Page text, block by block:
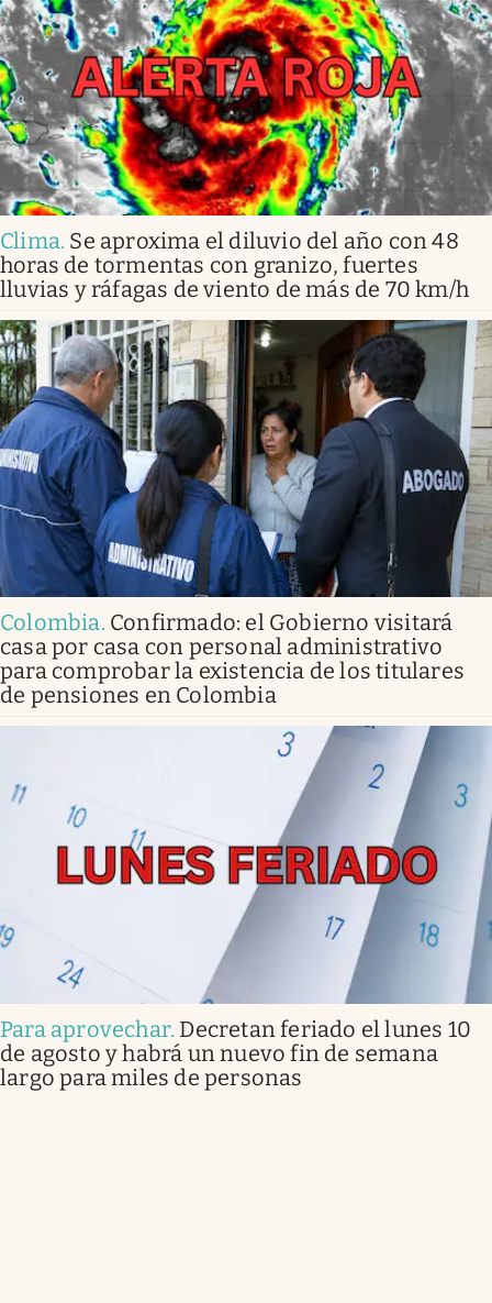
Clima. Se aproxima el diluvio del año con 48
horas de tormentas con granizo, fuertes
lluvias y ráfagas de viento de más de 70 km/h
Colombia. Confirmado: el Gobierno visitará
casa por casa con personal administrativo
para comprobar la existencia de los titulares
de pensiones en Colombia
Para aprovechar. Decretan feriado el lunes 10
de agosto y habrá un nuevo fin de semana
largo para miles de personas